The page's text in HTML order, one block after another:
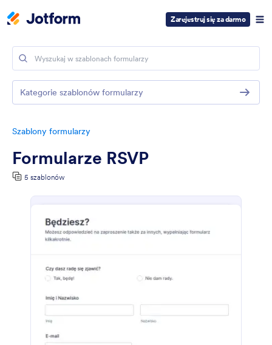
Zarejestruj się za darmo
Szablony formularzy
Formularze RSVP
5 szablonów
Kategorie szablonów formularzy